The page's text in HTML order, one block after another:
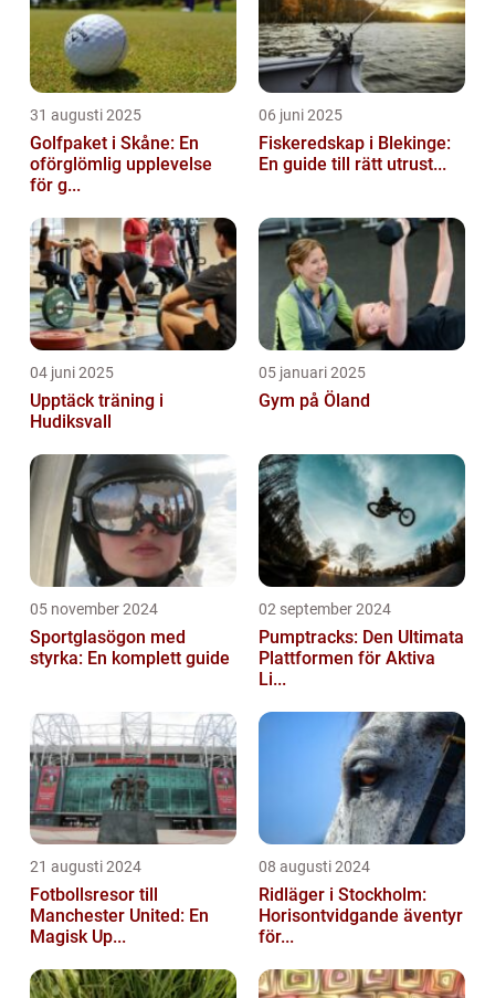
31 augusti 2025
Golfpaket i Skåne: En
oförglömlig upplevelse
för g...
06 juni 2025
Fiskeredskap i Blekinge:
En guide till rätt utrust...
04 juni 2025
Upptäck träning i
Hudiksvall
05 januari 2025
Gym på Öland
05 november 2024
Sportglasögon med
styrka: En komplett guide
02 september 2024
Pumptracks: Den Ultimata
Plattformen för Aktiva
Li...
21 augusti 2024
Fotbollsresor till
Manchester United: En
Magisk Up...
08 augusti 2024
Ridläger i Stockholm:
Horisontvidgande äventyr
för...